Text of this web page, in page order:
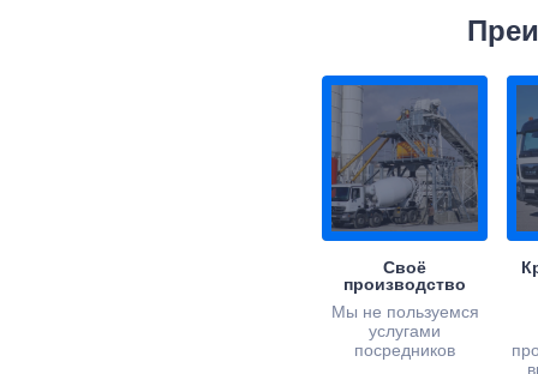
Своё
производство
Мы не пользуемся
услугами
посредников